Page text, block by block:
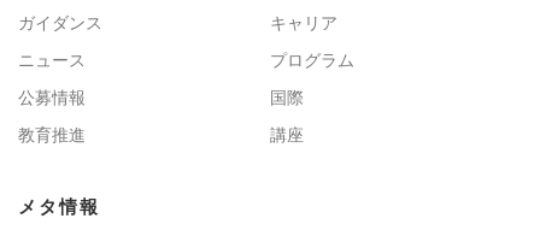
ガイダンス
キャリア
ニュース
プログラム
公募情報
国際
教育推進
講座
メタ情報